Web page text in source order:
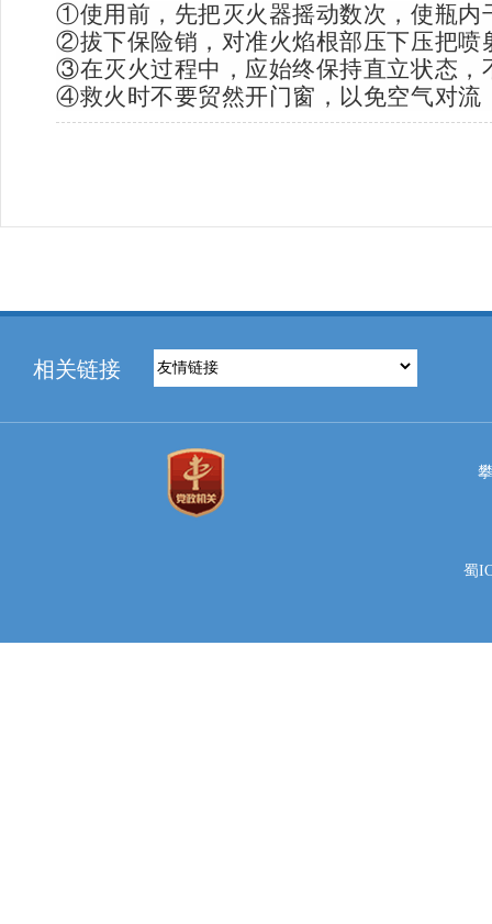
①使用前，先把灭火器摇动数次，使瓶内
②拔下保险销，对准火焰根部压下压把喷
③在灭火过程中，应始终保持直立状态，
④救火时不要贸然开门窗，以免空气对流
相关链接
蜀